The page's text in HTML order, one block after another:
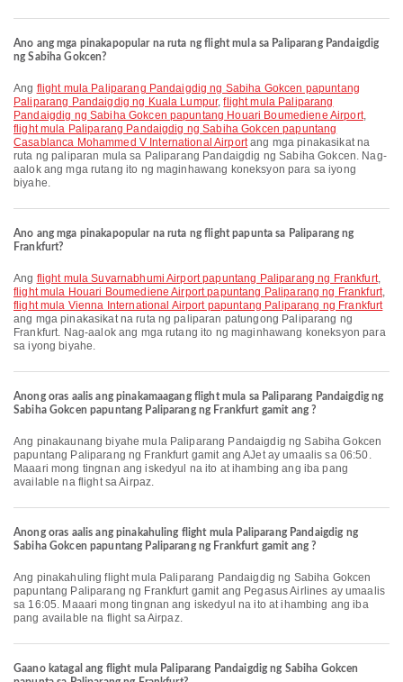
Ano ang mga pinakapopular na ruta ng flight mula sa Paliparang Pandaigdig
ng Sabiha Gokcen?
Ang flight mula Paliparang Pandaigdig ng Sabiha Gokcen papuntang
Paliparang Pandaigdig ng Kuala Lumpur,flight mula Paliparang
Pandaigdig ng Sabiha Gokcen papuntang Houari Boumediene Airport,
flight mula Paliparang Pandaigdig ng Sabiha Gokcen papuntang
Casablanca Mohammed V International Airportang mga pinakasikat na
ruta ng paliparan mula sa Paliparang Pandaigdig ng Sabiha Gokcen. Nag-
aalok ang mga rutang ito ng maginhawang koneksyon para sa iyong
biyahe.
Ano ang mga pinakapopular na ruta ng flight papunta sa Paliparang ng
Frankfurt?
Ang flight mula Suvarnabhumi Airport papuntang Paliparang ng Frankfurt,
flight mula Houari Boumediene Airport papuntang Paliparang ng Frankfurt,
flight mula Vienna International Airport papuntang Paliparang ng Frankfurt
ang mga pinakasikat na ruta ng paliparan patungong Paliparang ng
Frankfurt. Nag-aalok ang mga rutang ito ng maginhawang koneksyon para
sa iyong biyahe.
Anong oras aalis ang pinakamaagang flight mula sa Paliparang Pandaigdig ng
Sabiha Gokcen papuntang Paliparang ng Frankfurt gamit ang ?
Ang pinakaunang biyahe mula Paliparang Pandaigdig ng Sabiha Gokcen
papuntang Paliparang ng Frankfurt gamit ang AJet ay umaalis sa 06:50.
Maaari mong tingnan ang iskedyul na ito at ihambing ang iba pang
available na flight sa Airpaz.
Anong oras aalis ang pinakahuling flight mula Paliparang Pandaigdig ng
Sabiha Gokcen papuntang Paliparang ng Frankfurt gamit ang ?
Ang pinakahuling flight mula Paliparang Pandaigdig ng Sabiha Gokcen
papuntang Paliparang ng Frankfurt gamit ang Pegasus Airlines ay umaalis
sa 16:05. Maaari mong tingnan ang iskedyul na ito at ihambing ang iba
pang available na flight sa Airpaz.
Gaano katagal ang flight mula Paliparang Pandaigdig ng Sabiha Gokcen